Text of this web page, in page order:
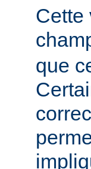
Cette
que